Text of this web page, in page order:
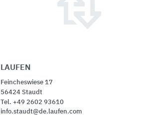
LAUFEN
Feincheswiese 17
56424 Staudt
Tel. +49 2602 93610
info.staudt@de.laufen.com